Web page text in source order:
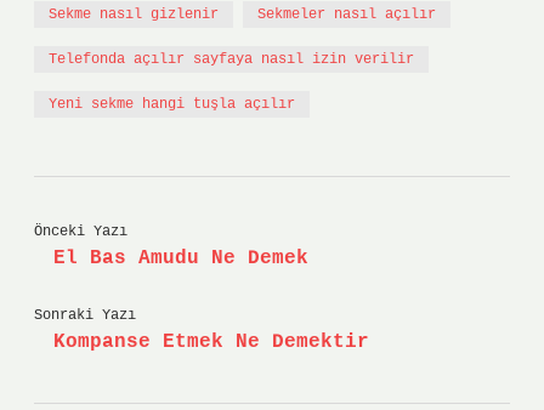
Sekme nasıl gizlenir Sekmeler nasıl açılır
Telefonda açılır sayfaya nasıl izin verilir
Yeni sekme hangi tuşla açılır
Önceki Yazı
El Bas Amudu Ne Demek
Sonraki Yazı
Kompanse Etmek Ne Demektir